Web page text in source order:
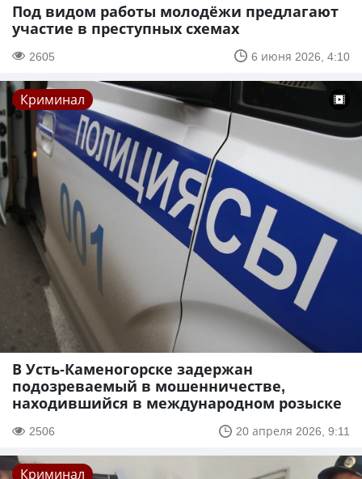
Под видом работы молодёжи предлагают
участие в преступных схемах
2605 6 июня 2026, 4:10
Криминал
В Усть-Каменогорске задержан
подозреваемый в мошенничестве,
находившийся в международном розыске
2506 20 апреля 2026, 9:11
Криминал